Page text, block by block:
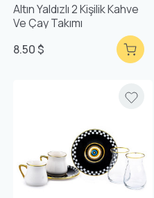
Altın Yaldızlı 2 Kişilik Kahve
Ve Çay Takımı
8.50 $